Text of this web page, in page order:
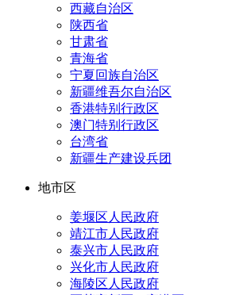
西藏自治区
陕西省
甘肃省
青海省
宁夏回族自治区
新疆维吾尔自治区
香港特别行政区
澳门特别行政区
台湾省
新疆生产建设兵团
地市区
姜堰区人民政府
靖江市人民政府
泰兴市人民政府
兴化市人民政府
海陵区人民政府